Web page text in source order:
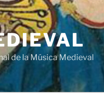
de la Música Medieval